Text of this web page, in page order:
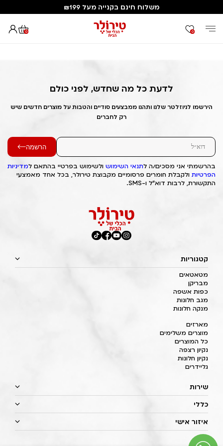
משלוח חינם בקנייה מעל ₪199
0 0
דף הבית Out of Stock Alert 2025/06/02 1748887918
לדעת כל מה שחדש, לפני כולם
הירשמו לניוזלטר שלנו ותהנו ממבצעים סודיים והטבות על מוצרים חדשים שיש
רק לחברים
הרשמה
בהרשמתי אני מסכים/ה לתנאי השימוש ולשימוש בפרטיי בהתאם למדיניות
הפרטיות ולקבלת חומרים פרסומיים מקבוצת טירולר, בכל אחד מאמצעי
התקשורת, לרבות דוא"ל ו-SMS.
קטגוריות
מטאטאים
מבריקן
כפות אשפה
מגב חלונות
מנקה חלונות
מארזים
מוצרים משלימים
כל המוצרים
נקיון רצפה
נקיון חלונות
גליידרים
שירות
כללי
איזור אישי